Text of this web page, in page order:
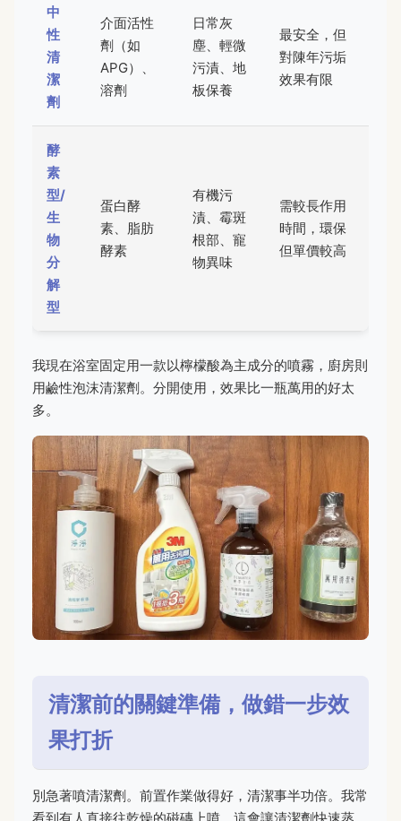
中
性
清
潔
劑
介面活性
劑（如
APG）、
溶劑
日常灰
塵、輕微
污漬、地
板保養
最安全，但
對陳年污垢
效果有限
酵
素
型/
生
物
分
解
型
蛋白酵
素、脂肪
酵素
有機污
漬、霉斑
根部、寵
物異味
需較長作用
時間，環保
但單價較高
我現在浴室固定用一款以檸檬酸為主成分的噴霧，廚房則
用鹼性泡沫清潔劑。分開使用，效果比一瓶萬用的好太
多。
清潔前的關鍵準備，做錯一步效
果打折
別急著噴清潔劑。前置作業做得好，清潔事半功倍。我常
看到有人直接往乾燥的磁磚上噴，這會讓清潔劑快速蒸